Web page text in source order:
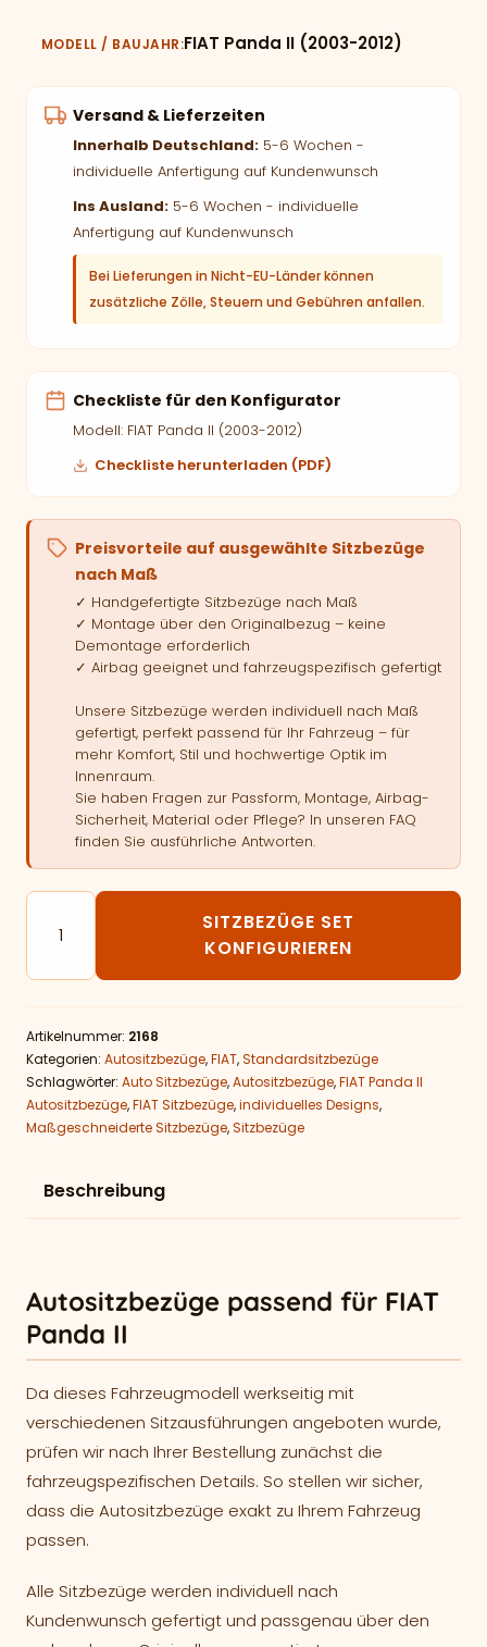
MODELL / BAUJAHR FIAT Panda II (2003-2012)
Versand & Lieferzeiten
Innerhalb Deutschland: 5-6 Wochen -
individuelle Anfertigung auf Kundenwunsch
Ins Ausland: 5-6 Wochen - individuelle
Anfertigung auf Kundenwunsch
Bei Lieferungen in Nicht-EU-Länder können
zusätzliche Zölle, Steuern und Gebühren anfallen.
Checkliste für den Konfigurator
Modell: FIAT Panda II (2003-2012)
Checkliste herunterladen (PDF)
Preisvorteile auf ausgewählte Sitzbezüge
nach Maß
✓ Handgefertigte Sitzbezüge nach Maß
✓ Montage über den Originalbezug – keine
Demontage erforderlich
✓ Airbag geeignet und fahrzeugspezifisch gefertigt
Unsere Sitzbezüge werden individuell nach Maß
gefertigt, perfekt passend für Ihr Fahrzeug – für
mehr Komfort, Stil und hochwertige Optik im
Innenraum.
Sie haben Fragen zur Passform, Montage, Airbag-
Sicherheit, Material oder Pflege? In unseren FAQ
finden Sie ausführliche Antworten.
Autositzbezüge passend für FIAT Panda II Menge
SITZBEZÜGE SET
KONFIGURIEREN
Artikelnummer: 2168
Kategorien: Autositzbezüge,FIAT,Standardsitzbezüge
Schlagwörter: Auto Sitzbezüge,Autositzbezüge,FIAT Panda II
Autositzbezüge,FIAT Sitzbezüge,individuelles Designs,
Maßgeschneiderte Sitzbezüge,Sitzbezüge
Beschreibung
Autositzbezüge passend für FIAT
Panda II
Da dieses Fahrzeugmodell werkseitig mit
verschiedenen Sitzausführungen angeboten wurde,
prüfen wir nach Ihrer Bestellung zunächst die
fahrzeugspezifischen Details. So stellen wir sicher,
dass die Autositzbezüge exakt zu Ihrem Fahrzeug
passen.
Alle Sitzbezüge werden individuell nach
Kundenwunsch gefertigt und passgenau über den